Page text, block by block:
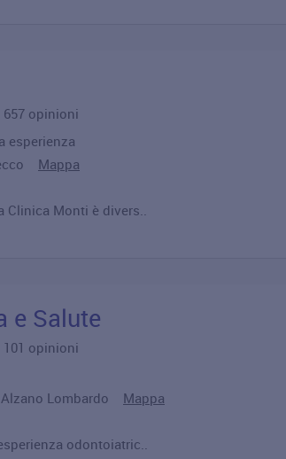
657 opinioni
esperienza
Mappa
Clinica Monti è divers..
e Salute
101 opinioni
Alzano Lombardo Mappa
odontoiatric..